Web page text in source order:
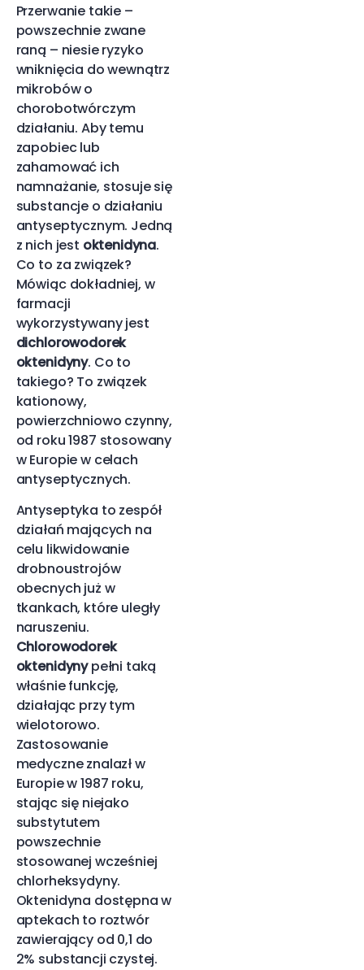
Przerwanie takie –
powszechnie zwane
raną – niesie ryzyko
wniknięcia do wewnątrz
mikrobów o
chorobotwórczym
działaniu. Aby temu
zapobiec lub
zahamować ich
namnażanie, stosuje się
substancje o działaniu
antyseptycznym. Jedną
z nich jest oktenidyna.
Co to za związek?
Mówiąc dokładniej, w
farmacji
wykorzystywany jest
dichlorowodorek
oktenidyny. Co to
takiego? To związek
kationowy,
powierzchniowo czynny,
od roku 1987 stosowany
w Europie w celach
antyseptycznych.
Antyseptyka to zespół
działań mających na
celu likwidowanie
drobnoustrojów
obecnych już w
tkankach, które uległy
naruszeniu.
Chlorowodorek
oktenidynypełni taką
właśnie funkcję,
działając przy tym
wielotorowo.
Zastosowanie
medyczne znalazł w
Europie w 1987 roku,
stając się niejako
substytutem
powszechnie
stosowanej wcześniej
chlorheksydyny.
Oktenidyna dostępna w
aptekach to roztwór
zawierający od 0,1 do
2% substancji czystej.